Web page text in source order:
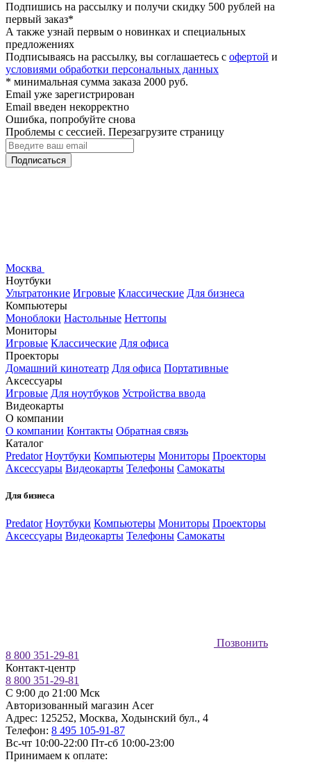
Подпишись на рассылку и получи скидку 500 рублей на
первый заказ*
А также узнай первым о новинках и специальных
предложениях
Подписываясь на рассылку, вы соглашаетесь с офертой и
условиями обработки персональных данных
* минимальная сумма заказа 2000 руб.
Email уже зарегистрирован
Email введен некорректно
Ошибка, попробуйте снова
Проблемы с сессией. Перезагрузите страницу
Подписаться
Москва
Ноутбуки
Ультратонкие Игровые Классические Для бизнеса
Компьютеры
Моноблоки Настольные Неттопы
Мониторы
Игровые Классические Для офиса
Проекторы
Домашний кинотеатр Для офиса Портативные
Аксессуары
Игровые Для ноутбуков Устройства ввода
Видеокарты
О компании
О компании Контакты Обратная связь
Каталог
Predator Ноутбуки Компьютеры Мониторы Проекторы
Аксессуары Видеокарты Телефоны Самокаты
Для бизнеса
Predator Ноутбуки Компьютеры Мониторы Проекторы
Аксессуары Видеокарты Телефоны Самокаты
Позвонить
8 800 351-29-81
Контакт-центр
8 800 351-29-81
C 9:00 до 21:00 Мск
Авторизованный магазин Acer
Адрес: 125252, Москва, Ходынский бул., 4
Телефон: 8 495 105-91-87
Вс-чт 10:00-22:00 Пт-сб 10:00-23:00
Принимаем к оплате: